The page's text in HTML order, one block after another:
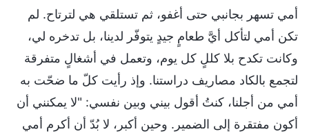
أمي تسهر بجانبي حتى أغفو، ثم تستلقي هي لترتاح. لم
تكن أمي لتأكل أيَّ طعامٍ جيدٍ يتوفّر لدينا، بل تدخره لي،
وكانت تكدح بلا كللٍ كل يوم، وتعمل في أشغالٍ متفرقة
لتجمع بالكاد مصاريف دراستنا. وإذ رأيت كلّ ما ضحّت به
أمي من أجلنا، كنتُ أقول بيني وبين نفسي: "لا يمكنني أن
أكون مفتقرة إلى الضمير. وحين أكبر، لا بُدّ أن أكرم أمي